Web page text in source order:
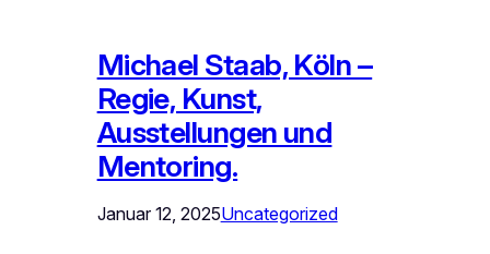
Michael Staab, Köln –
Regie, Kunst,
Ausstellungen und
Mentoring.
Januar 12, 2025Uncategorized